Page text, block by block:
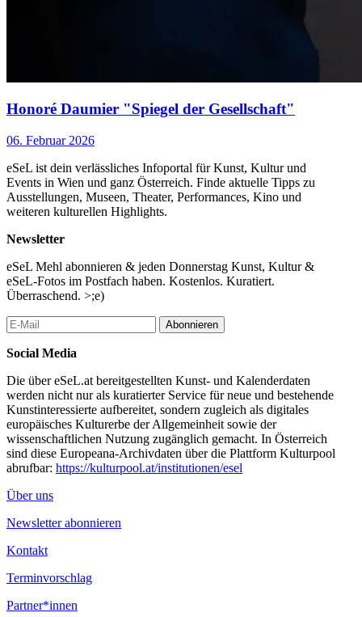
Honoré Daumier "Spiegel der Gesellschaft"
06. Februar 2026
eSeL ist dein verlässliches Infoportal für Kunst, Kultur und
Events in Wien und ganz Österreich. Finde aktuelle Tipps zu
Ausstellungen, Museen, Theater, Performances, Kino und
weiteren kulturellen Highlights.
Newsletter
eSeL Mehl abonnieren & jeden Donnerstag Kunst, Kultur &
eSeL-Fotos im Postfach haben. Kostenlos. Kuratiert.
Überraschend. >;e)
Abonnieren
Social Media
Die über eSeL.at bereitgestellten Kunst- und Kalenderdaten
werden nicht nur als kuratierter Service für neue und bestehende
Kunstinteressierte aufbereitet, sondern zugleich als digitales
europäisches Kulturerbe der Allgemeinheit sowie der
wissenschaftlichen Nutzung zugänglich gemacht. In Österreich
sind diese Europeana-Archivdaten über die Plattform Kulturpool
abrufbar: https://kulturpool.at/institutionen/esel
Über uns
Newsletter abonnieren
Kontakt
Terminvorschlag
Partner*innen